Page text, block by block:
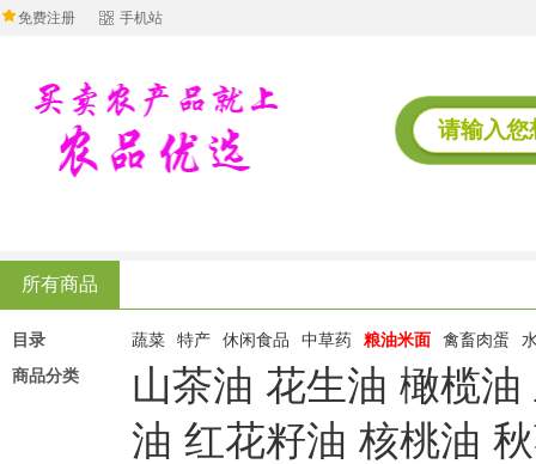
免费注册 手机站
所有商品
目录 蔬菜 特产 休闲食品 中草药 粮油米面 禽畜肉蛋
商品分类
山茶油 花生油 橄榄油
油 红花籽油 核桃油